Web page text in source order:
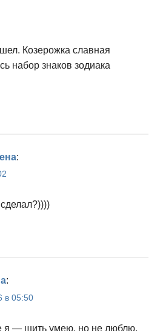
Козерожка славная
набор знаков зодиака
:
:
в 05:50
я — шить умею, но не люблю.